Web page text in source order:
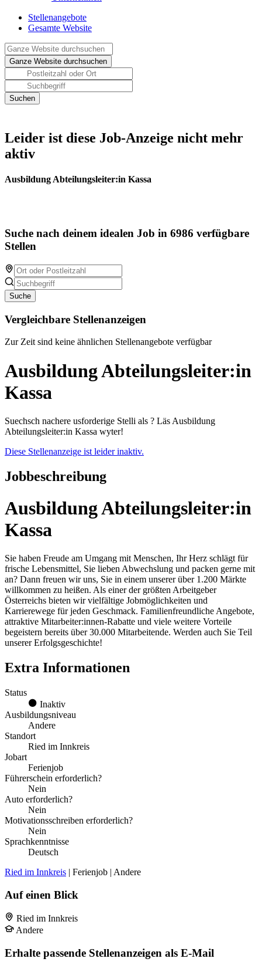
Stellenangebote
Gesamte Website
Leider ist diese Job-Anzeige nicht mehr
aktiv
Ausbildung Abteilungsleiter:in Kassa
Suche nach deinem idealen Job in 6986 verfügbare
Stellen
Suche
Vergleichbare Stellenanzeigen
Zur Zeit sind keine ähnlichen Stellenangebote verfügbar
Ausbildung Abteilungsleiter:in
Kassa
Suechsch nachere usforderige Stelli als ? Läs Ausbildung
Abteilungsleiter:in Kassa wyter!
Diese Stellenanzeige ist leider inaktiv.
Jobbeschreibung
Ausbildung Abteilungsleiter:in
Kassa
Sie haben Freude am Umgang mit Menschen, Ihr Herz schlägt für
frische Lebensmittel, Sie lieben Abwechslung und packen gerne mit
an? Dann freuen wir uns, Sie in einem unserer über 1.200 Märkte
willkommen zu heißen. Als einer der größten Arbeitgeber
Österreichs bieten wir vielfältige Jobmöglichkeiten und
Karrierewege für jeden Geschmack. Familienfreundliche Angebote,
attraktive Mitarbeiter:innen-Rabatte und viele weitere Vorteile
begeistern bereits über 30.000 Mitarbeitende. Werden auch Sie Teil
unserer Erfolgsgeschichte!
Extra Informationen
Status
Inaktiv
Ausbildungsniveau
Andere
Standort
Ried im Innkreis
Jobart
Ferienjob
Führerschein erforderlich?
Nein
Auto erforderlich?
Nein
Motivationsschreiben erforderlich?
Nein
Sprachkenntnisse
Deutsch
Ried im Innkreis | Ferienjob | Andere
Auf einen Blick
Ried im Innkreis
Andere
Erhalte passende Stellenanzeigen als E-Mail